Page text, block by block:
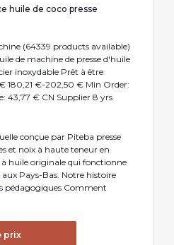
huile de coco presse
(64339 products available)
de machine de presse d'huile
inoxydable Prêt à être
€ 180,21 €-202,50 € Min Order:
43,77 € CN Supplier 8 yrs
conçue par Piteba presse
et noix à haute teneur en
à huile originale qui fonctionne
Pays-Bas. Notre histoire
pédagogiques Comment
prix